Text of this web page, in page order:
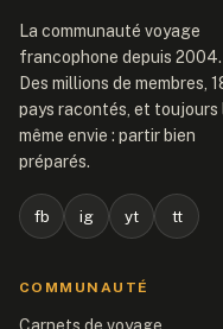
La communauté voyage
francophone depuis 2004.
Des millions de membres,
pays racontés, et toujours
même envie : partir bien
préparés.
fb ig yt tt
COMMUNAUTÉ